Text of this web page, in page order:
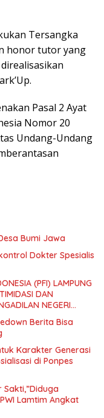
Tersangka
honor tutor yang
Pasal 2 Ayat
Nomor 20
Undang-Undang
Bumi Jawa
Dokter Spesialis
(PFI) LAMPUNG
DAN
NEGERI
Berita Bisa
Karakter Generasi
di Ponpes
Lamtim Angkat